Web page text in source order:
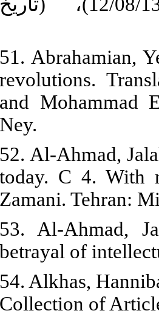
51. Abrahamian,
revolutions.
and Mohammad
Ney.
52. Al-Ahmad,
today. C 4. With
Zamani. Tehran:
53. Al-Ahmad,
betrayal of
54. Alkhas,
Collection of